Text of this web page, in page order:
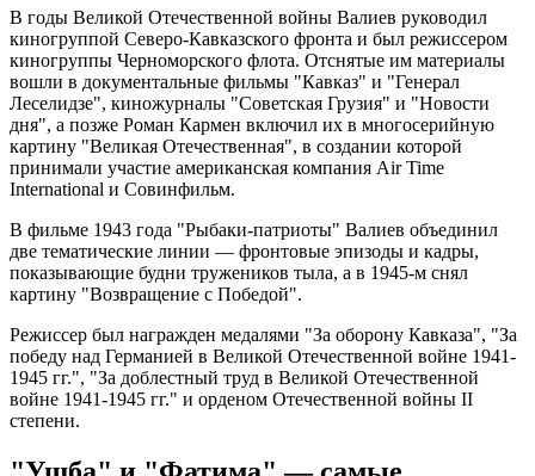
В годы Великой Отечественной войны Валиев руководил
киногруппой Северо-Кавказского фронта и был режиссером
киногруппы Черноморского флота. Отснятые им материалы
вошли в документальные фильмы "Кавказ" и "Генерал
Леселидзе", киножурналы "Советская Грузия" и "Новости
дня", а позже Роман Кармен включил их в многосерийную
картину "Великая Отечественная", в создании которой
принимали участие американская компания Air Time
International и Совинфильм.
В фильме 1943 года "Рыбаки-патриоты" Валиев объединил
две тематические линии — фронтовые эпизоды и кадры,
показывающие будни тружеников тыла, а в 1945-м снял
картину "Возвращение с Победой".
Режиссер был награжден медалями "За оборону Кавказа", "За
победу над Германией в Великой Отечественной войне 1941-
1945 гг.", "За доблестный труд в Великой Отечественной
войне 1941-1945 гг." и орденом Отечественной войны II
степени.